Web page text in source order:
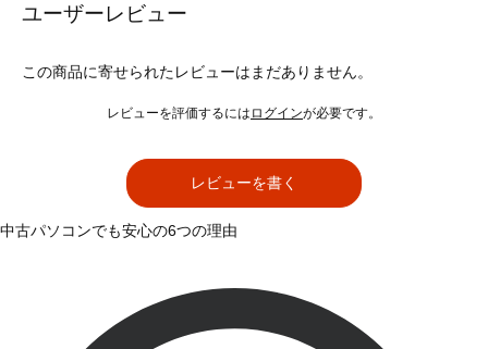
ユーザーレビュー
この商品に寄せられたレビューはまだありません。
レビューを評価するには ログインが必要です。
レビューを書く
中古パソコンでも安心の6つの理由